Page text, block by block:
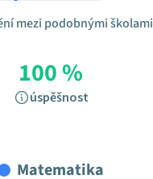
mezi podobnými školami
100 %
úspěšnost
Matematika